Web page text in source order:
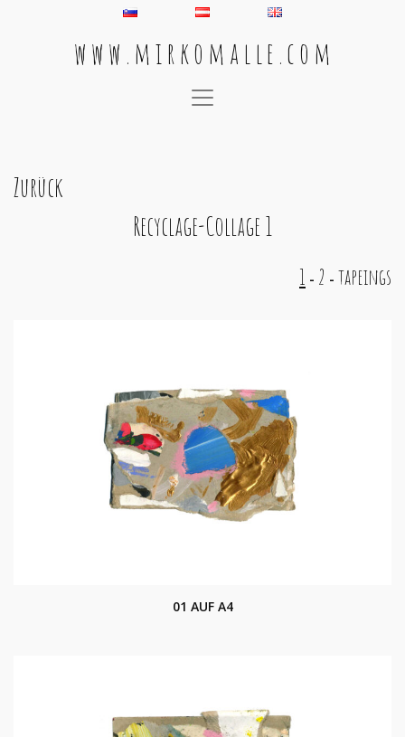
w w w . m i r k o m a l l e . c o m
Main Navigation
Zurück
Recyclage-Collage 1
1 - 2 - tapeings
01 AUF A4